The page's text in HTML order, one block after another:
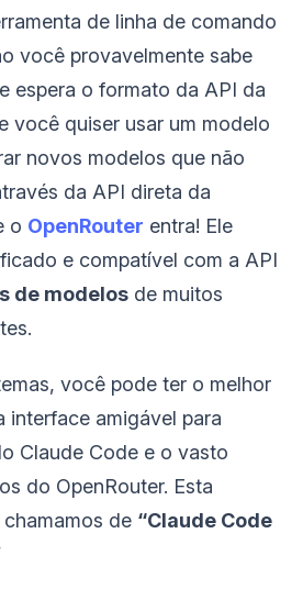
de linha de comando
você provavelmente sabe
espera o formato da API da
você quiser usar um modelo
novos modelos que não
da API direta da
o OpenRouter entra! Ele
e compatível com a API
de modelos de muitos
você pode ter o melhor
interface amigável para
Claude Code e o vasto
do OpenRouter. Esta
de “Claude Code